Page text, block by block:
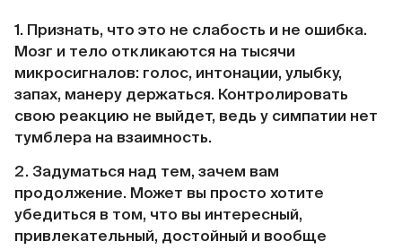
1. Признать, что это не слабость и не ошибка.
Мозг и тело откликаются на тысячи
микросигналов: голос, интонации, улыбку,
запах, манеру держаться. Контролировать
свою реакцию не выйдет, ведь у симпатии нет
тумблера на взаимность.
2. Задуматься над тем, зачем вам
продолжение. Может вы просто хотите
убедиться в том, что вы интересный,
привлекательный, достойный и вообще